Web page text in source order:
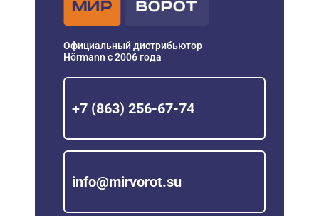
Официальный дистрибьютор
Hörmann с 2006 года
+7 (863) 256-67-74
info@mirvorot.su